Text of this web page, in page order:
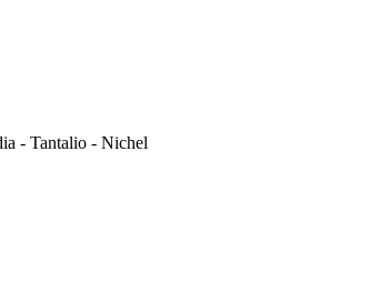
- Tantalio - Nichel